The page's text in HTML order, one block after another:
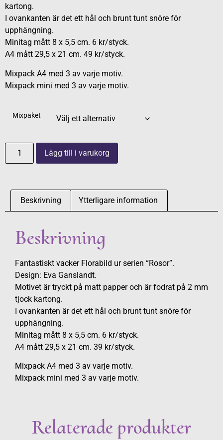
kartong.
I ovankanten är det ett hål och brunt tunt snöre för
upphängning.
Minitag mått 8 x 5,5 cm. 6 kr/styck.
A4 mått 29,5 x 21 cm. 49 kr/styck.
Mixpack A4 med 3 av varje motiv.
Mixpack mini med 3 av varje motiv.
Mixpaket
Lägg till i varukorg
Beskrivning Ytterligare information
Beskrivning
Fantastiskt vacker Florabild ur serien “Rosor”.
Design: Eva Ganslandt.
Motivet är tryckt på matt papper och är fodrat på 2 mm
tjock kartong.
I ovankanten är det ett hål och brunt tunt snöre för
upphängning.
Minitag mått 8 x 5,5 cm. 6 kr/styck.
A4 mått 29,5 x 21 cm. 39 kr/styck.
Mixpack A4 med 3 av varje motiv.
Mixpack mini med 3 av varje motiv.
Relaterade produkter